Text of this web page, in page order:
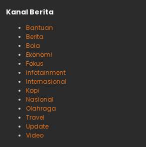
Kanal Berita
Bantuan
Berita
Bola
Ekonomi
Fokus
Infotainment
Internasional
Kopi
Nasional
Olahraga
Travel
Update
Video